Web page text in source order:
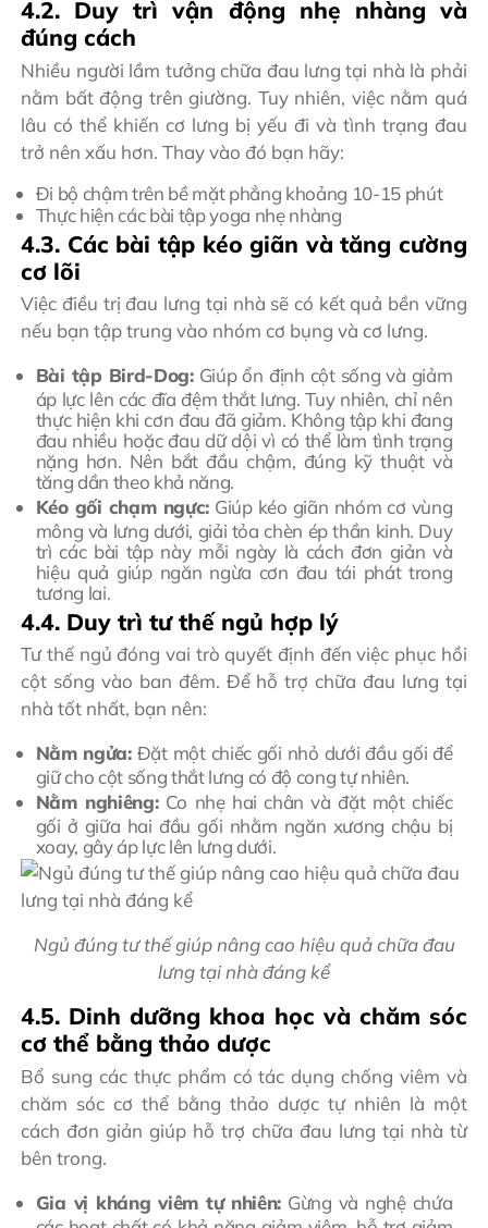
4.2. Duy trì vận động nhẹ nhàng và
đúng cách
Nhiều người lầm tưởng chữa đau lưng tại nhà là phải
nằm bất động trên giường. Tuy nhiên, việc nằm quá
lâu có thể khiến cơ lưng bị yếu đi và tình trạng đau
trở nên xấu hơn. Thay vào đó bạn hãy:
Đi bộ chậm trên bề mặt phẳng khoảng 10-15 phút
Thực hiện các bài tập yoga nhẹ nhàng
4.3. Các bài tập kéo giãn và tăng cường
cơ lõi
Việc điều trị đau lưng tại nhà sẽ có kết quả bền vững
nếu bạn tập trung vào nhóm cơ bụng và cơ lưng.
Bài tập Bird-Dog:Giúp ổn định cột sống và giảm
áp lực lên các đĩa đệm thắt lưng. Tuy nhiên, chỉ nên
thực hiện khi cơn đau đã giảm. Không tập khi đang
đau nhiều hoặc đau dữ dội vì có thể làm tình trạng
nặng hơn. Nên bắt đầu chậm, đúng kỹ thuật và
tăng dần theo khả năng.
Kéo gối chạm ngực:Giúp kéo giãn nhóm cơ vùng
mông và lưng dưới, giải tỏa chèn ép thần kinh. Duy
trì các bài tập này mỗi ngày là cách đơn giản và
hiệu quả giúp ngăn ngừa cơn đau tái phát trong
tương lai.
4.4. Duy trì tư thế ngủ hợp lý
Tư thế ngủ đóng vai trò quyết định đến việc phục hồi
cột sống vào ban đêm. Để hỗ trợ chữa đau lưng tại
nhà tốt nhất, bạn nên:
Nằm ngửa:Đặt một chiếc gối nhỏ dưới đầu gối để
giữ cho cột sống thắt lưng có độ cong tự nhiên.
Nằm nghiêng:Co nhẹ hai chân và đặt một chiếc
gối ở giữa hai đầu gối nhằm ngăn xương chậu bị
xoay, gây áp lực lên lưng dưới.
Ngủ đúng tư thế giúp nâng cao hiệu quả chữa đau
lưng tại nhà đáng kể
4.5. Dinh dưỡng khoa học và chăm sóc
cơ thể bằng thảo dược
Bổ sung các thực phẩm có tác dụng chống viêm và
chăm sóc cơ thể bằng thảo dược tự nhiên là một
cách đơn giản giúp hỗ trợ chữa đau lưng tại nhà từ
bên trong.
Gia vị kháng viêm tự nhiên: Gừng và nghệ chứa